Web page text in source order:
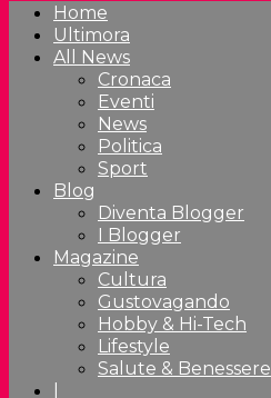
Home
Ultimora
All News
Cronaca
Eventi
News
Politica
Sport
Blog
Diventa Blogger
I Blogger
Magazine
Cultura
Gustovagando
Hobby & Hi-Tech
Lifestyle
Salute & Benessere